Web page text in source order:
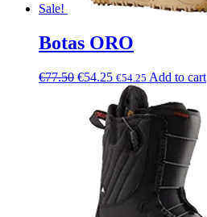
Sale!
Botas ORO
€77.50 €54.25 €54.25 Add to cart